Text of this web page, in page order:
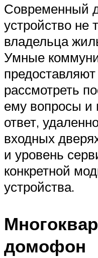
Современный
устройство не
владельца
Умные
рассмотреть
ему вопросы и
ответ,
входных
и уровень
конкретной
устройства.
домофон